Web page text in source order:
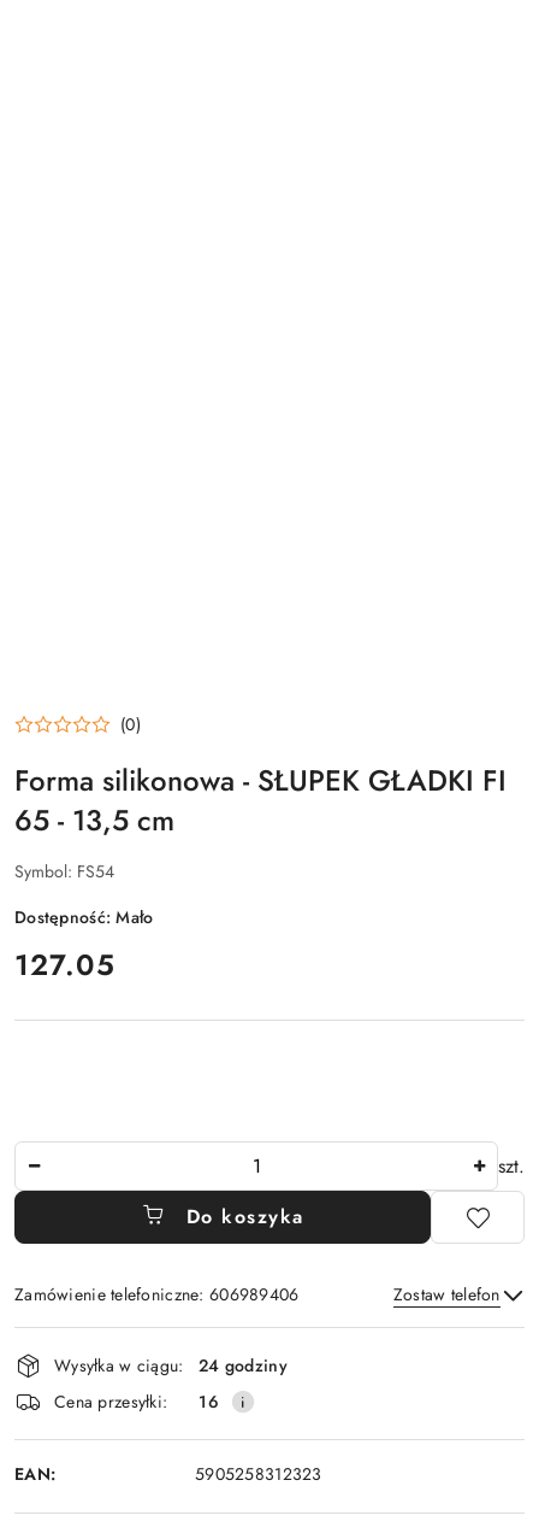
(0)
Forma silikonowa - SŁUPEK GŁADKI FI
65 - 13,5 cm
Symbol: FS54
Dostępność:Mało
cena:
127.05
szt.
Do koszyka
Zamówienie telefoniczne: 606989406 Zostaw telefon
Wyślij
Dostępność
i
dostawa
Wysyłka w ciągu:
24 godziny
Cena przesyłki:
16
EAN: 5905258312323